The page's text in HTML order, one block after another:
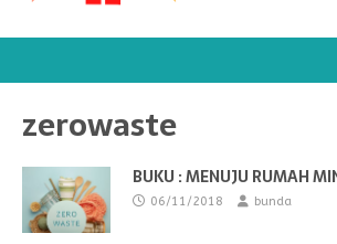
zerowaste
BUKU : MENUJU RUMAH
06/11/2018 bunda